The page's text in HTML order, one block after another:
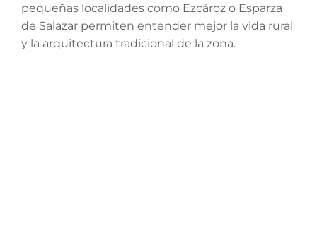
pequeñas localidades como Ezcároz o Esparza
de Salazar permiten entender mejor la vida rural
y la arquitectura tradicional de la zona.